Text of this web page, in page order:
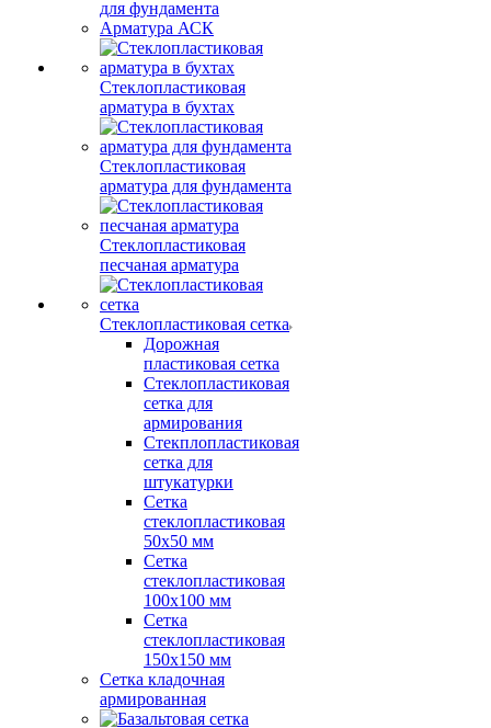
для фундамента
Арматура АСК
Стеклопластиковая
арматура в бухтах
Стеклопластиковая
арматура для фундамента
Стеклопластиковая
песчаная арматура
Стеклопластиковая сетка
Дорожная
пластиковая сетка
Стеклопластиковая
сетка для
армирования
Стекплопластиковая
сетка для
штукатурки
Сетка
стеклопластиковая
50x50 мм
Сетка
стеклопластиковая
100x100 мм
Сетка
стеклопластиковая
150x150 мм
Сетка кладочная
армированная